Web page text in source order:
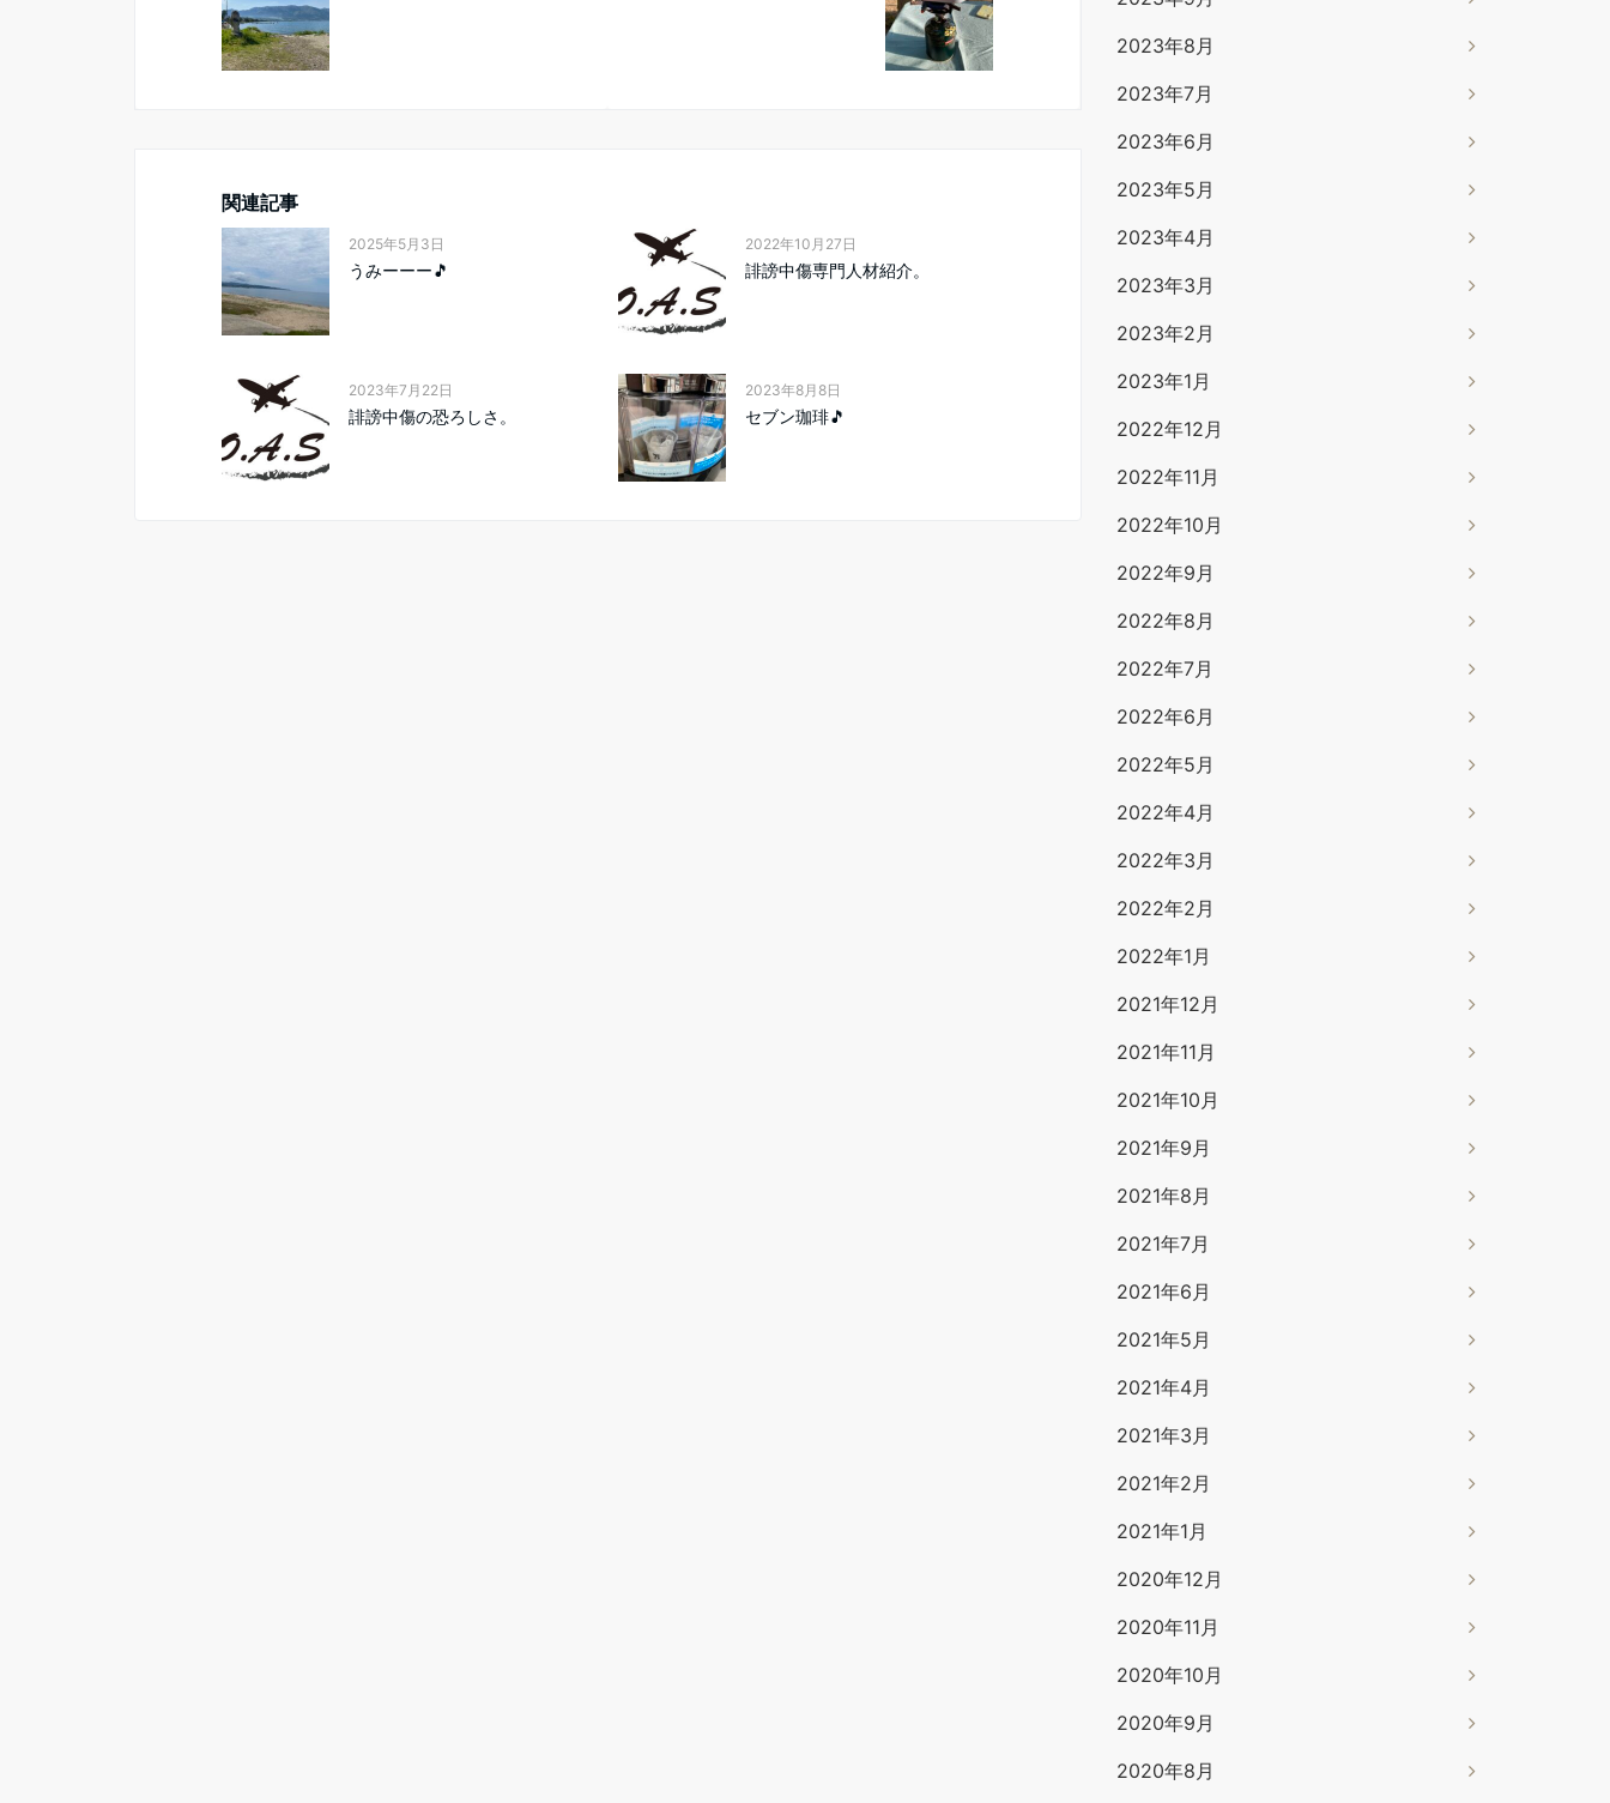
関連記事
2025年5月3日
うみーーー🎵
2022年10月27日
誹謗中傷専門人材紹介。
2023年7月22日
誹謗中傷の恐ろしさ。
2023年8月8日
セブン珈琲🎵
2023年8月
2023年7月
2023年6月
2023年5月
2023年4月
2023年3月
2023年2月
2023年1月
2022年12月
2022年11月
2022年10月
2022年9月
2022年8月
2022年7月
2022年6月
2022年5月
2022年4月
2022年3月
2022年2月
2022年1月
2021年12月
2021年11月
2021年10月
2021年9月
2021年8月
2021年7月
2021年6月
2021年5月
2021年4月
2021年3月
2021年2月
2021年1月
2020年12月
2020年11月
2020年10月
2020年9月
2020年8月